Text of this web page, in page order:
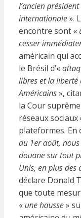
l’ancien
internationale».
encontre sont «
cesser
américain qui
le Brésil d’«
libres et la liberté
Américains»,
la Cour
réseaux
plateformes. En
du 1er août,
douane sur tout
Unis, en plus des
déclare Donald
que toute
« une hausse»